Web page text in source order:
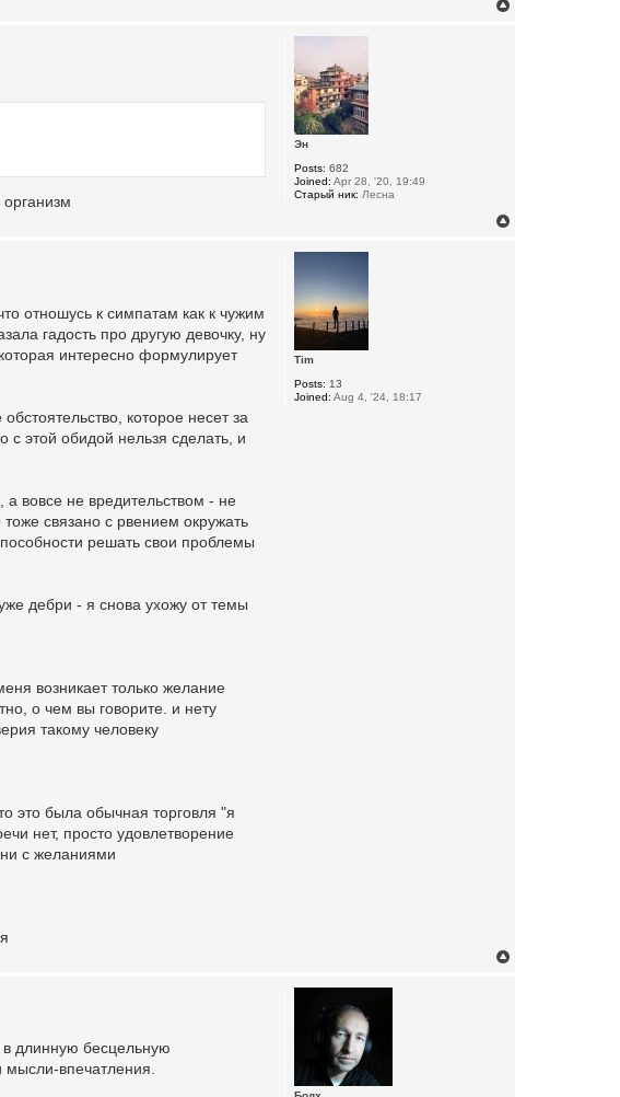
Эн
Posts: 682
Joined: Apr 28, '20, 19:49
Старый ник: Лесна
Tim
Posts: 13
Joined: Aug 4, '24, 18:17
отношусь к симпатам как к чужим
гадость про другую девочку, ну
интересно формулирует
которое несет за
с этой обидой нельзя сделать, и
вовсе не вредительством - не
связано с рвением окружать
решать свои проблемы
дебри - я снова ухожу от темы
возникает только желание
о чем вы говорите. и нету
такому человеку
это была обычная торговля "я
нет, просто удовлетворение
с желаниями
длинную бесцельную
мысли-впечатления.